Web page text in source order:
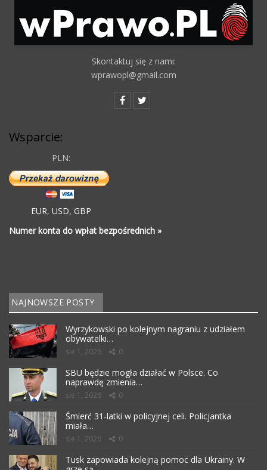
Skontaktuj się z nami:
wprawopl@gmail.com
Wsparcie:
PLN:
EUR, USD, GBP
Numer konta do wpłat bezpośrednich »
NAJNOWSZE POSTY
Wyrzykowski po kolejnym nagraniu z udziałem
obywatelki…
sie 1, 2026 0
SBU będzie mogła działać w Polsce. Co
naprawdę zmienia…
sie 1, 2026 0
Śmierć 31-latki w policyjnej celi. Policjantka
miała…
sie 1, 2026 0
Tusk zapowiada kolejną pomoc dla Ukrainy. W